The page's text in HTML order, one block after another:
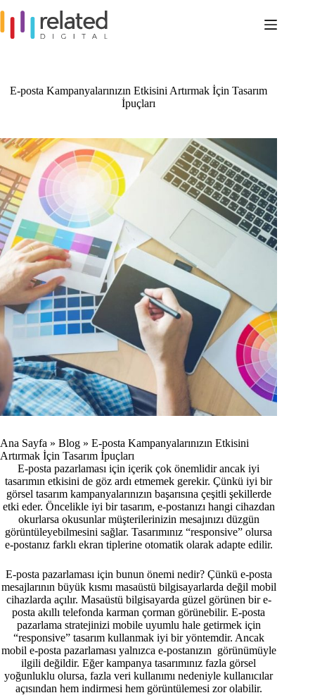
content
E-posta Kampanyalarınızın Etkisini Artırmak İçin Tasarım
İpuçları
Ana Sayfa » Blog » E-posta Kampanyalarınızın Etkisini
Artırmak İçin Tasarım İpuçları
E-posta pazarlaması için içerik çok önemlidir ancak iyi
tasarımın etkisini de göz ardı etmemek gerekir. Çünkü iyi bir
görsel tasarım kampanyalarınızın başarısına çeşitli şekillerde
etki eder. Öncelikle iyi bir tasarım, e-postanızı hangi cihazdan
okurlarsa okusunlar müşterilerinizin mesajınızı düzgün
görüntüleyebilmesini sağlar. Tasarımınız “responsive” olursa
e-postanız farklı ekran tiplerine otomatik olarak adapte edilir.
E-posta pazarlaması için bunun önemi nedir? Çünkü e-posta
mesajlarının büyük kısmı masaüstü bilgisayarlarda değil mobil
cihazlarda açılır. Masaüstü bilgisayarda güzel görünen bir e-
posta akıllı telefonda karman çorman görünebilir. E-posta
pazarlama stratejinizi mobile uyumlu hale getirmek için
“responsive” tasarım kullanmak iyi bir yöntemdir. Ancak
mobil e-posta pazarlaması yalnızca e-postanızın görünümüyle
ilgili değildir. Eğer kampanya tasarımınız fazla görsel
yoğunluklu olursa, fazla veri kullanımı nedeniyle kullanıcılar
açısından hem indirmesi hem görüntülemesi zor olabilir.